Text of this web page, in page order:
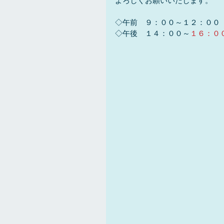
◇午前　９：００～１２：００
◇午後　１４：００～ １６：０